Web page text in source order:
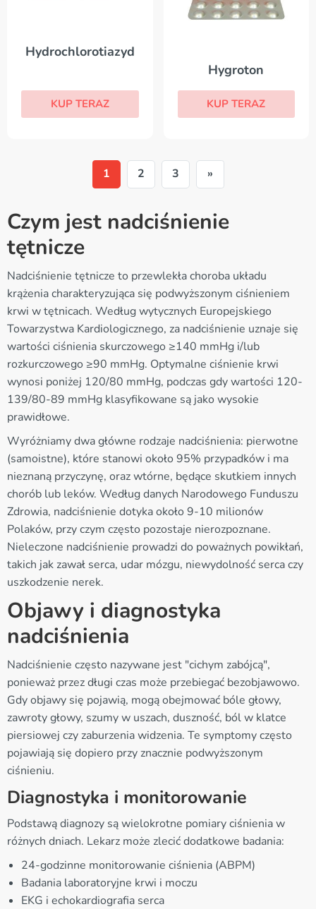
Hydrochlorotiazyd
KUP TERAZ
Hygroton
KUP TERAZ
1 2 3 »
Czym jest nadciśnienie
tętnicze
Nadciśnienie tętnicze to przewlekła choroba układu
krążenia charakteryzująca się podwyższonym ciśnieniem
krwi w tętnicach. Według wytycznych Europejskiego
Towarzystwa Kardiologicznego, za nadciśnienie uznaje się
wartości ciśnienia skurczowego ≥140 mmHg i/lub
rozkurczowego ≥90 mmHg. Optymalne ciśnienie krwi
wynosi poniżej 120/80 mmHg, podczas gdy wartości 120-
139/80-89 mmHg klasyfikowane są jako wysokie
prawidłowe.
Wyróżniamy dwa główne rodzaje nadciśnienia: pierwotne
(samoistne), które stanowi około 95% przypadków i ma
nieznaną przyczynę, oraz wtórne, będące skutkiem innych
chorób lub leków. Według danych Narodowego Funduszu
Zdrowia, nadciśnienie dotyka około 9-10 milionów
Polaków, przy czym często pozostaje nierozpoznane.
Nieleczone nadciśnienie prowadzi do poważnych powikłań,
takich jak zawał serca, udar mózgu, niewydolność serca czy
uszkodzenie nerek.
Objawy i diagnostyka
nadciśnienia
Nadciśnienie często nazywane jest "cichym zabójcą",
ponieważ przez długi czas może przebiegać bezobjawowo.
Gdy objawy się pojawią, mogą obejmować bóle głowy,
zawroty głowy, szumy w uszach, duszność, ból w klatce
piersiowej czy zaburzenia widzenia. Te symptomy często
pojawiają się dopiero przy znacznie podwyższonym
ciśnieniu.
Diagnostyka i monitorowanie
Podstawą diagnozy są wielokrotne pomiary ciśnienia w
różnych dniach. Lekarz może zlecić dodatkowe badania:
24-godzinne monitorowanie ciśnienia (ABPM)
Badania laboratoryjne krwi i moczu
EKG i echokardiografia serca